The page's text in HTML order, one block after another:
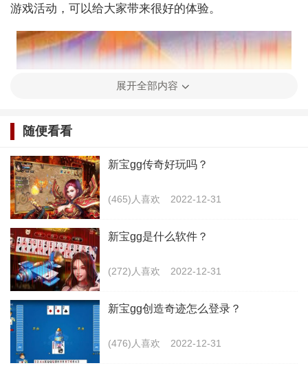
游戏活动，可以给大家带来很好的体验。
2.新宝平台的这个软件他在一开始就得到了很多朋
展开全部内容
随便看看
新宝gg传奇好玩吗？
(465)人喜欢 2022-12-31
新宝gg是什么软件？
(272)人喜欢 2022-12-31
新宝gg创造奇迹怎么登录？
(476)人喜欢 2022-12-31